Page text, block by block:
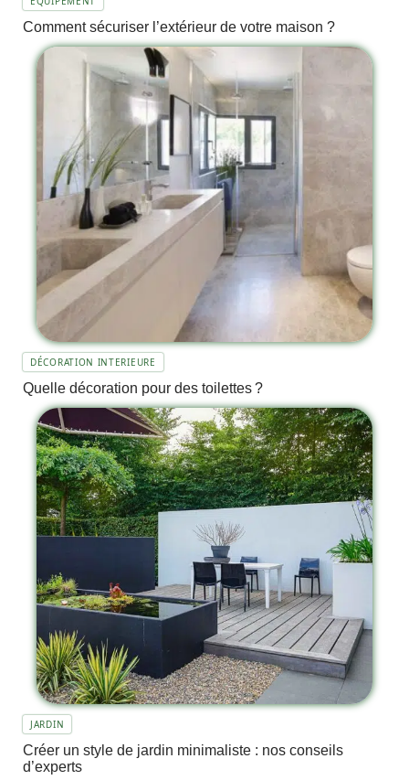
Comment sécuriser l’extérieur de votre maison ?
DÉCORATION INTERIEURE
Quelle décoration pour des toilettes ?
JARDIN
Créer un style de jardin minimaliste : nos conseils
d’experts